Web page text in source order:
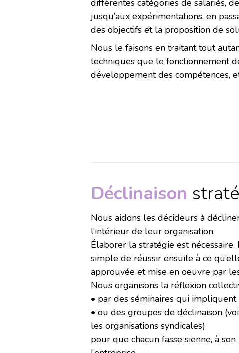
différentes catégories de salariés,
jusqu’aux expérimentations, en
des objectifs et la proposition de
Nous le faisons en traitant tout
techniques que le fonctionnement
développement des compétences,
Déclinaison
Nous aidons les décideurs à
l’intérieur de leur organisation.
Élaborer la stratégie est nécessaire.
simple de réussir ensuite à ce
approuvée et mise en oeuvre par
Nous organisons la réflexion
• par des séminaires qui
• ou des groupes de déclinaison
les organisations syndicales)
pour que chacun fasse sienne, à